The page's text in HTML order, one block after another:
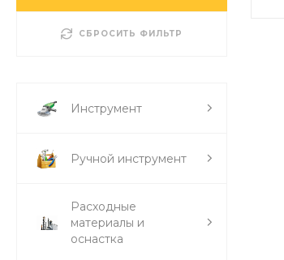
СБРОСИТЬ ФИЛЬТР
Инструмент
Ручной инструмент
Расходные
материалы и
оснастка